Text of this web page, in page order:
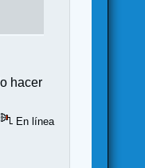
hacer
En línea